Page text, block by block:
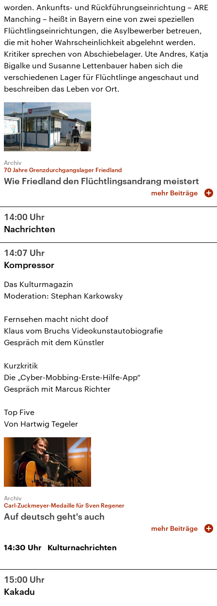
worden. Ankunfts- und Rückführungseinrichtung – ARE
Manching – heißt in Bayern eine von zwei speziellen
Flüchtlingseinrichtungen, die Asylbewerber betreuen,
die mit hoher Wahrscheinlichkeit abgelehnt werden.
Kritiker sprechen von Abschiebelager. Ute Andres, Katja
Bigalke und Susanne Lettenbauer haben sich die
verschiedenen Lager für Flüchtlinge angeschaut und
beschreiben das Leben vor Ort.
Archiv
70 Jahre Grenzdurchgangslager Friedland
Wie Friedland den Flüchtlingsandrang meistert
mehr Beiträge
14:00 Uhr
Nachrichten
14:07 Uhr
Kompressor
Das Kulturmagazin
Moderation: Stephan Karkowsky
Fernsehen macht nicht doof
Klaus vom Bruchs Videokunstautobiografie
Gespräch mit dem Künstler
Kurzkritik
Die „Cyber-Mobbing-Erste-Hilfe-App“
Gespräch mit Marcus Richter
Top Five
Von Hartwig Tegeler
Archiv
Carl-Zuckmeyer-Medaille für Sven Regener
Auf deutsch geht's auch
mehr Beiträge
14:30 Uhr Kulturnachrichten
15:00 Uhr
Kakadu